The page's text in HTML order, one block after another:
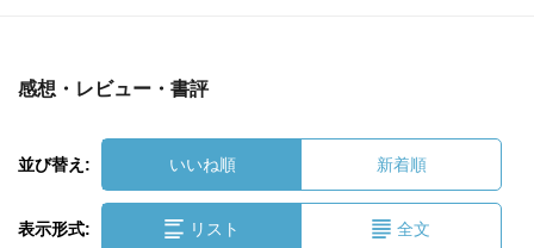
感想・レビュー・書評
並び替え: いいね順 新着順
表示形式: リスト 全文